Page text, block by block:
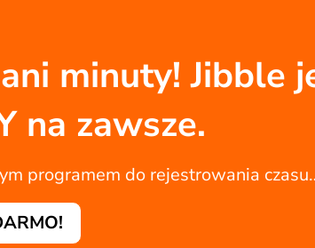
minuty! Jibble
na zawsze.
programem do rejestrowania